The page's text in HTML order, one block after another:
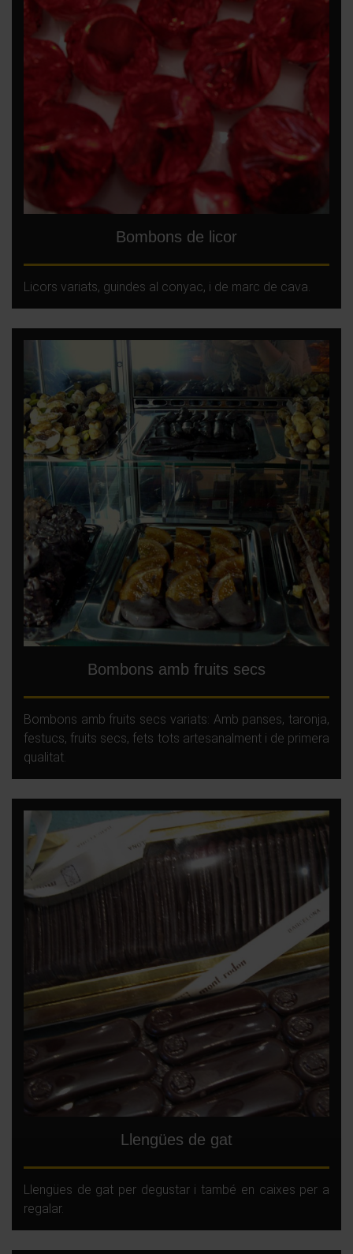
Bombons de licor
Licors variats, guindes al conyac, i de marc de cava.
Bombons amb fruits secs
Bombons amb fruits secs variats: Amb panses, taronja,
festucs, fruits secs, fets tots artesanalment i de primera
qualitat.
Llengües de gat
Llengües de gat per degustar i també en caixes per a
regalar.